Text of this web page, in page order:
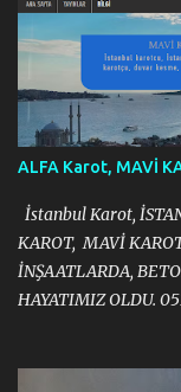
ALFA Karot, MAVİ
İstanbul Karot,
KAROT, MAVİ
İNŞAATLARDA,
HAYATIMIZ OLDU.